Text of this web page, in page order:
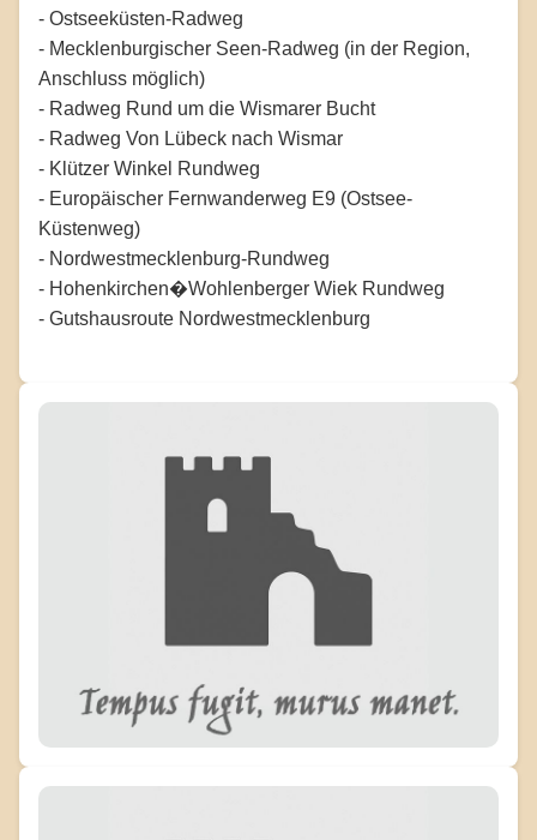
- Ostseeküsten-Radweg
- Mecklenburgischer Seen-Radweg (in der Region,
Anschluss möglich)
- Radweg Rund um die Wismarer Bucht
- Radweg Von Lübeck nach Wismar
- Klützer Winkel Rundweg
- Europäischer Fernwanderweg E9 (Ostsee-
Küstenweg)
- Nordwestmecklenburg-Rundweg
- Hohenkirchen�Wohlenberger Wiek Rundweg
- Gutshausroute Nordwestmecklenburg